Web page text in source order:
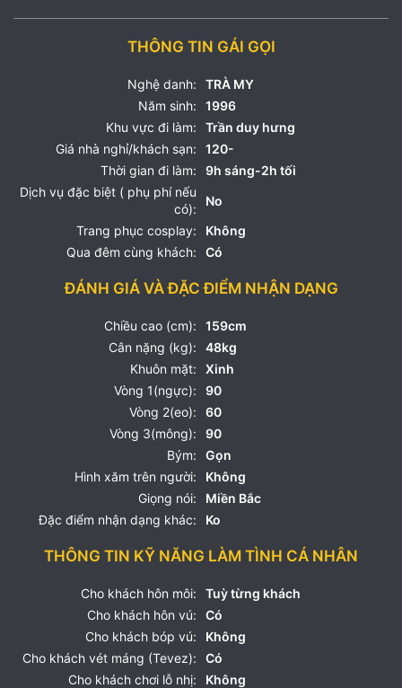
THÔNG TIN GÁI GỌI
Nghệ danh:
TRÀ MY
Năm sinh:
1996
Khu vực đi làm:
Trần duy hưng
Giá nhà nghỉ/khách sạn:
120-
Thời gian đi làm:
9h sáng-2h tối
Dịch vụ đặc biệt ( phụ phí nếu
có):
No
Trang phục cosplay:
Không
Qua đêm cùng khách:
Có
ĐÁNH GIÁ VÀ ĐẶC ĐIỂM NHẬN DẠNG
Chiều cao (cm):
159cm
Cân nặng (kg):
48kg
Khuôn mặt:
Xinh
Vòng 1(ngực):
90
Vòng 2(eo):
60
Vòng 3(mông):
90
Bým:
Gọn
Hình xăm trên người:
Không
Giọng nói:
Miền Bắc
Đặc điểm nhận dạng khác:
Ko
THÔNG TIN KỸ NĂNG LÀM TÌNH CÁ NHÂN
Cho khách hôn môi:
Tuỳ từng khách
Cho khách hôn vú:
Có
Cho khách bóp vú:
Không
Cho khách vét máng (Tevez):
Có
Cho khách chơi lỗ nhị:
Không